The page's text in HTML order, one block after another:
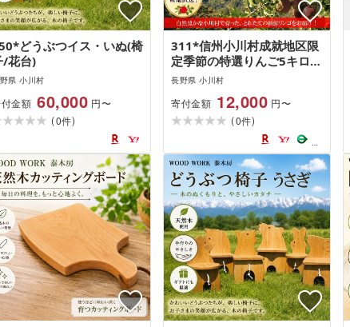
どうぶつイス・いぬ(椅
/花台)
県 小川村
金額 60,000 円〜
(0件)
311*信州小川村成就地区限
定季節の特選りんご5キロ
(早生品種りんご〜サンふじ
長野県 小川村
寄付金額 12,000 円〜
(0件)